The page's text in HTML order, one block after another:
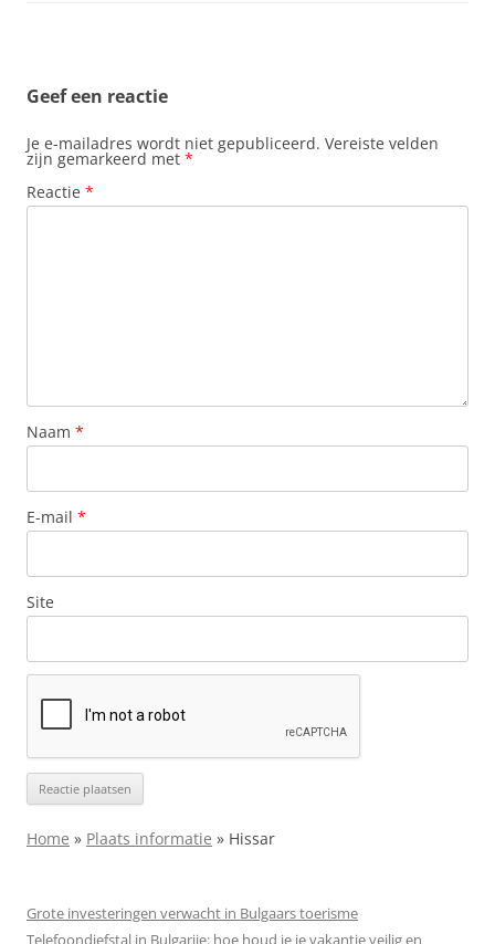
Geef een reactie
Je e-mailadres wordt niet gepubliceerd. Vereiste velden
zijn gemarkeerd met *
Reactie *
Naam *
E-mail *
Site
Home » Plaats informatie » Hissar
Grote investeringen verwacht in Bulgaars toerisme
Telefoondiefstal in Bulgarije: hoe houd je je vakantie veilig en